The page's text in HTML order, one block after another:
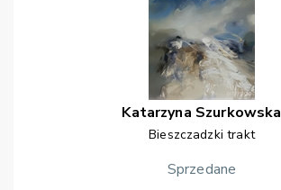
Katarzyna Szurkowska
Bieszczadzki trakt
Sprzedane